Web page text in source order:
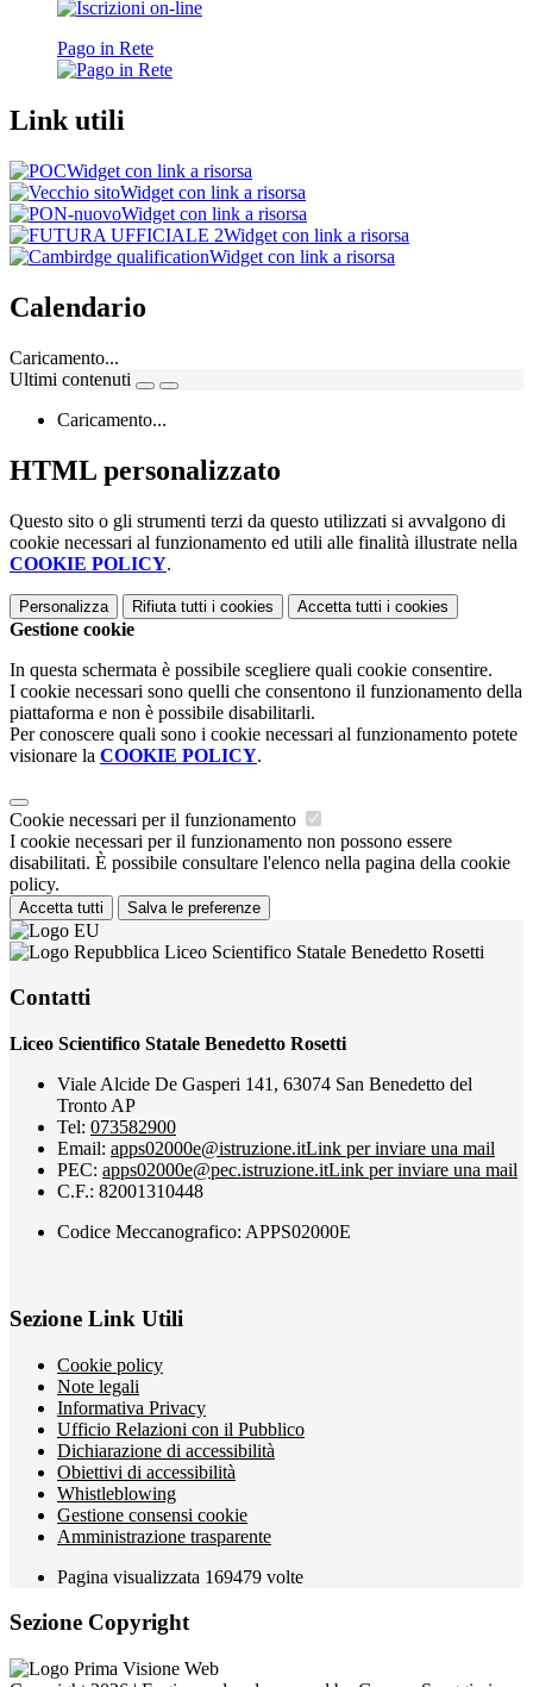
Pago in Rete
Link utili
Widget con link a risorsa
Widget con link a risorsa
Widget con link a risorsa
Widget con link a risorsa
Widget con link a risorsa
Calendario
Caricamento...
Ultimi contenuti
Caricamento...
HTML personalizzato
Questo sito o gli strumenti terzi da questo utilizzati si avvalgono di
cookie necessari al funzionamento ed utili alle finalità illustrate nella
COOKIE POLICY.
Personalizza Rifiuta tutti i cookies Accetta tutti i cookies
Gestione cookie
In questa schermata è possibile scegliere quali cookie consentire.
I cookie necessari sono quelli che consentono il funzionamento della
piattaforma e non è possibile disabilitarli.
Per conoscere quali sono i cookie necessari al funzionamento potete
visionare la COOKIE POLICY.
Cookie necessari per il funzionamento
I cookie necessari per il funzionamento non possono essere
disabilitati. È possibile consultare l'elenco nella pagina della cookie
policy.
Accetta tutti Salva le preferenze
Liceo Scientifico Statale Benedetto Rosetti
Contatti
Liceo Scientifico Statale Benedetto Rosetti
Viale Alcide De Gasperi 141, 63074 San Benedetto del
Tronto AP
Tel: 073582900
Email: apps02000e@istruzione.itLink per inviare una mail
PEC: apps02000e@pec.istruzione.itLink per inviare una mail
C.F.: 82001310448
Codice Meccanografico: APPS02000E
Sezione Link Utili
Cookie policy
Note legali
Informativa Privacy
Ufficio Relazioni con il Pubblico
Dichiarazione di accessibilità
Obiettivi di accessibilità
Whistleblowing
Gestione consensi cookie
Amministrazione trasparente
Pagina visualizzata 169479 volte
Sezione Copyright